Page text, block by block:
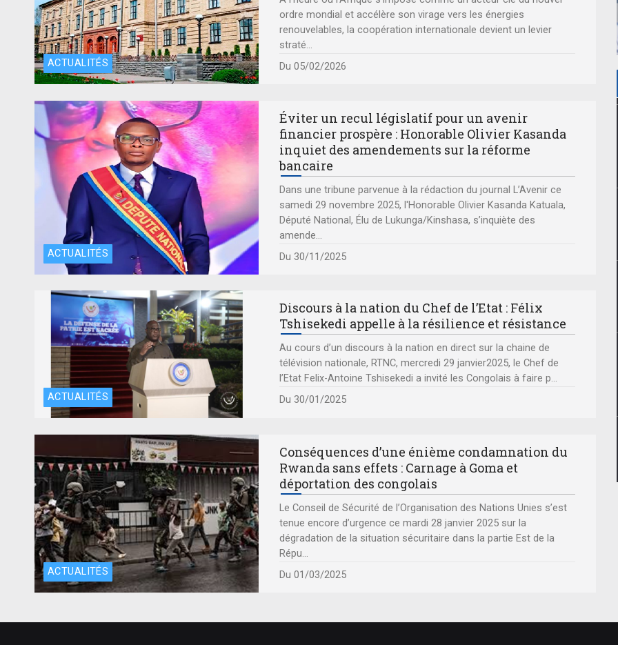
ACTUALITÉS
À l’heure où l’Afrique s’impose comme un acteur clé du nouvel
ordre mondial et accélère son virage vers les énergies
renouvelables, la coopération internationale devient un levier
straté...
Du 05/02/2026
ACTUALITÉS
Éviter un recul législatif pour un avenir
financier prospère : Honorable Olivier Kasanda
inquiet des amendements sur la réforme
bancaire
Dans une tribune parvenue à la rédaction du journal L’Avenir ce
samedi 29 novembre 2025, l'Honorable Olivier Kasanda Katuala,
Député National, Élu de Lukunga/Kinshasa, s’inquiète des
amende...
Du 30/11/2025
ACTUALITÉS
Discours à la nation du Chef de l’Etat : Félix
Tshisekedi appelle à la résilience et résistance
Au cours d’un discours à la nation en direct sur la chaine de
télévision nationale, RTNC, mercredi 29 janvier2025, le Chef de
l’Etat Felix-Antoine Tshisekedi a invité les Congolais à faire p...
Du 30/01/2025
ACTUALITÉS
Conséquences d’une énième condamnation du
Rwanda sans effets : Carnage à Goma et
déportation des congolais
Le Conseil de Sécurité de l’Organisation des Nations Unies s’est
tenue encore d’urgence ce mardi 28 janvier 2025 sur la
dégradation de la situation sécuritaire dans la partie Est de la
Répu...
Du 01/03/2025
SUIVEZ VOTRE TRANCHE D'ANIMATION
LIBRE CHAQUE LUNDI, MARDI ET JEUDI,
FAITE SUR LA RADIO RTG@ 88.1MHZ.